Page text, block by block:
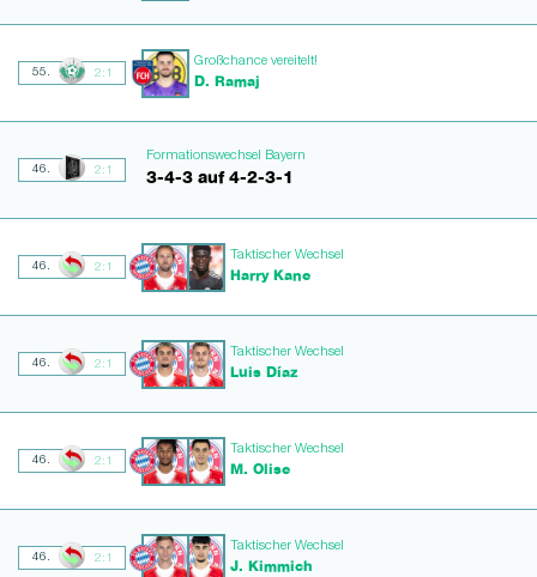
55. 2:1
Großchance vereitelt!
D. Ramaj
46. 2:1
Formationswechsel Bayern
3-4-3 auf 4-2-3-1
46. 2:1
Taktischer Wechsel
Harry Kane
46. 2:1
Taktischer Wechsel
Luis Díaz
46. 2:1
Taktischer Wechsel
M. Olise
46. 2:1
Taktischer Wechsel
J. Kimmich